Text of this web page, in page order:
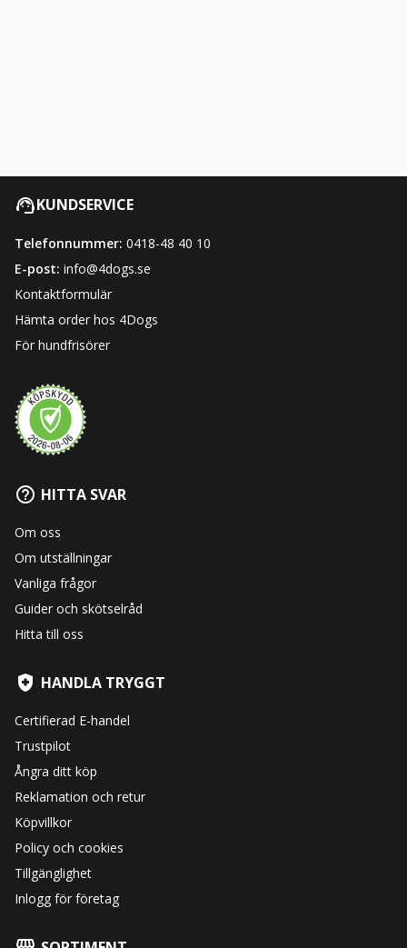
KUNDSERVICE
Telefonnummer: 0418-48 40 10
E-post: info@4dogs.se
Kontaktformulär
Hämta order hos 4Dogs
För hundfrisörer
HITTA SVAR
Om oss
Om utställningar
Vanliga frågor
Guider och skötselråd
Hitta till oss
HANDLA TRYGGT
Certifierad E-handel
Trustpilot
Ångra ditt köp
Reklamation och retur
Köpvillkor
Policy och cookies
Tillgänglighet
Inlogg för företag